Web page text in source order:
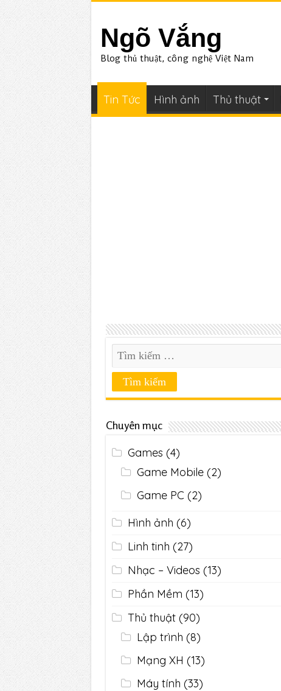
Ngõ Vắng
Blog thủ thuật, công nghệ Việt Nam
Tin Tức Hình ảnh Thủ thuật
Chuyên mục
Games (4)
Game Mobile (2)
Game PC (2)
Hình ảnh (6)
Linh tinh (27)
Nhạc – Videos (13)
Phần Mềm (13)
Thủ thuật (90)
Lập trình (8)
Mạng XH (13)
Máy tính (33)